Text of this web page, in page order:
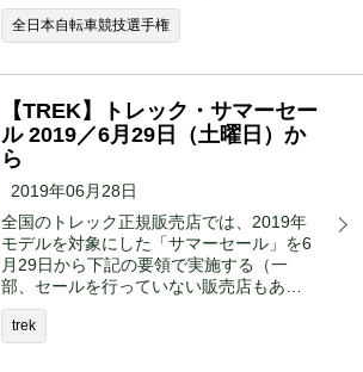
全日本自転車競技選手権
【TREK】トレック・サマーセー
ル 2019／6月29日（土曜日）か
ら
2019年06月28日
全国のトレック正規販売店では、2019年
モデルを対象にした「サマーセール」を6
月29日から下記の要領で実施する（一
部、セールを行っていない販売店もあ…
trek